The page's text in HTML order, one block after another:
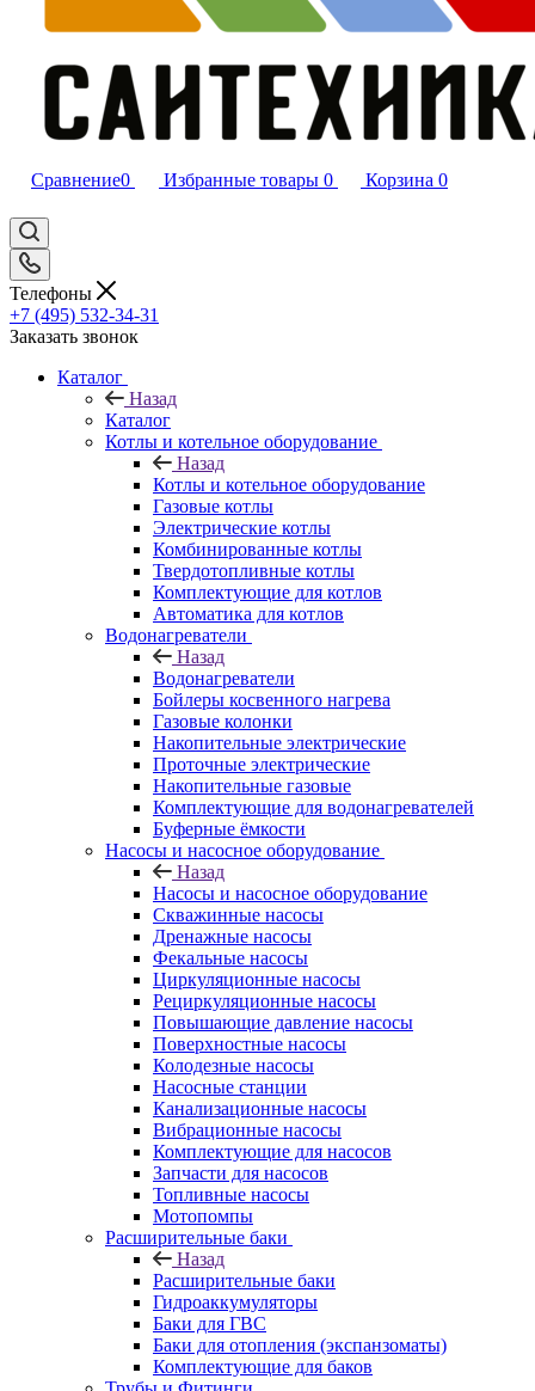
Сравнение0 Избранные товары 0 Корзина 0
Телефоны
+7 (495) 532‑34‑31
Заказать звонок
Каталог
Назад
Каталог
Котлы и котельное оборудование
Назад
Котлы и котельное оборудование
Газовые котлы
Электрические котлы
Комбинированные котлы
Твердотопливные котлы
Комплектующие для котлов
Автоматика для котлов
Водонагреватели
Назад
Водонагреватели
Бойлеры косвенного нагрева
Газовые колонки
Накопительные электрические
Проточные электрические
Накопительные газовые
Комплектующие для водонагревателей
Буферные ёмкости
Насосы и насосное оборудование
Назад
Насосы и насосное оборудование
Скважинные насосы
Дренажные насосы
Фекальные насосы
Циркуляционные насосы
Рециркуляционные насосы
Повышающие давление насосы
Поверхностные насосы
Колодезные насосы
Насосные станции
Канализационные насосы
Вибрационные насосы
Комплектующие для насосов
Запчасти для насосов
Топливные насосы
Мотопомпы
Расширительные баки
Назад
Расширительные баки
Гидроаккумуляторы
Баки для ГВС
Баки для отопления (экспанзоматы)
Комплектующие для баков